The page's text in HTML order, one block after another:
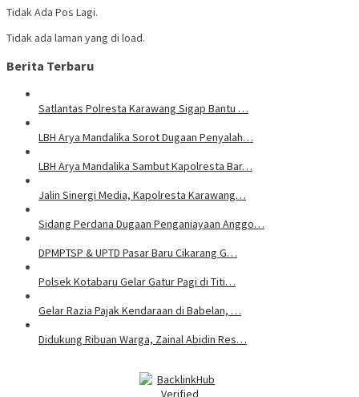
Tidak Ada Pos Lagi.
Tidak ada laman yang di load.
Berita Terbaru
Satlantas Polresta Karawang Sigap Bantu …
LBH Arya Mandalika Sorot Dugaan Penyalah…
LBH Arya Mandalika Sambut Kapolresta Bar…
Jalin Sinergi Media, Kapolresta Karawang…
Sidang Perdana Dugaan Penganiayaan Anggo…
DPMPTSP & UPTD Pasar Baru Cikarang G…
Polsek Kotabaru Gelar Gatur Pagi di Titi…
Gelar Razia Pajak Kendaraan di Babelan, …
Didukung Ribuan Warga, Zainal Abidin Res…